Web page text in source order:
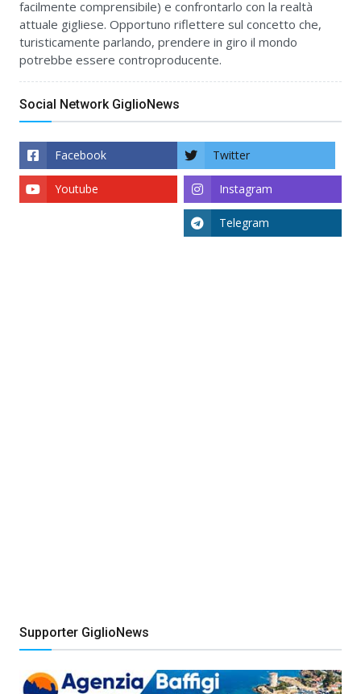
facilmente comprensibile) e confrontarlo con la realtà
attuale gigliese. Opportuno riflettere sul concetto che,
turisticamente parlando, prendere in giro il mondo
potrebbe essere controproducente.
Social Network GiglioNews
Facebook Twitter
Instagram
Youtube
Telegram
Supporter GiglioNews